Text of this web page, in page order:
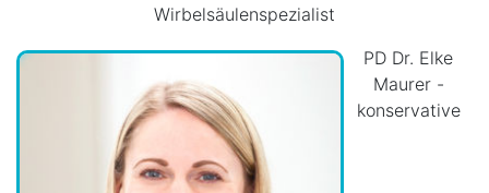
Wirbelsäulenspezialist
PD Dr. Elke
Maurer -
konservative